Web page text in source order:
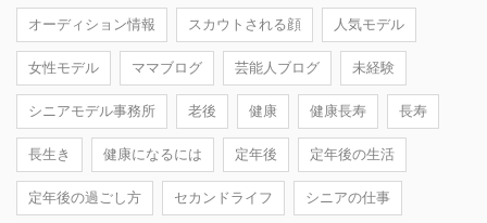
オーディション情報 スカウトされる顔 人気モデル
女性モデル ママブログ 芸能人ブログ 未経験
シニアモデル事務所 老後 健康 健康長寿 長寿
長生き 健康になるには 定年後 定年後の生活
定年後の過ごし方 セカンドライフ シニアの仕事